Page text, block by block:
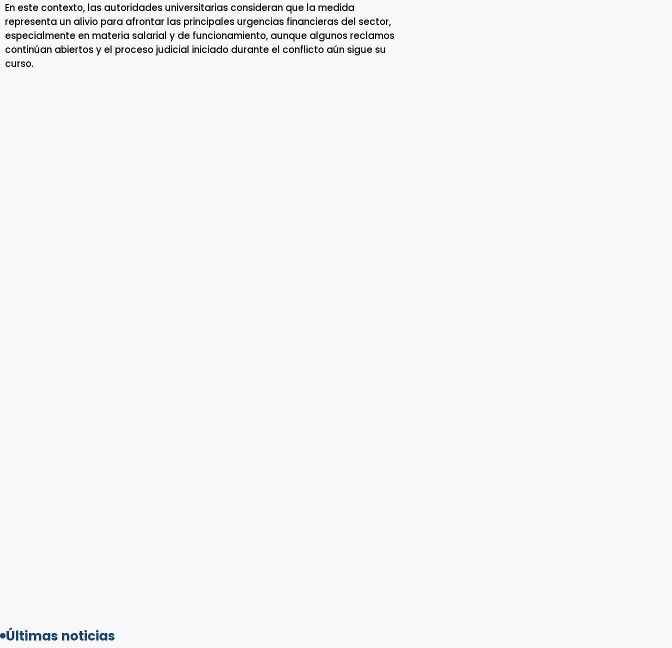
En este contexto, las autoridades universitarias consideran que la medida
representa un alivio para afrontar las principales urgencias financieras del sector,
especialmente en materia salarial y de funcionamiento, aunque algunos reclamos
continúan abiertos y el proceso judicial iniciado durante el conflicto aún sigue su
curso.
Últimas noticias